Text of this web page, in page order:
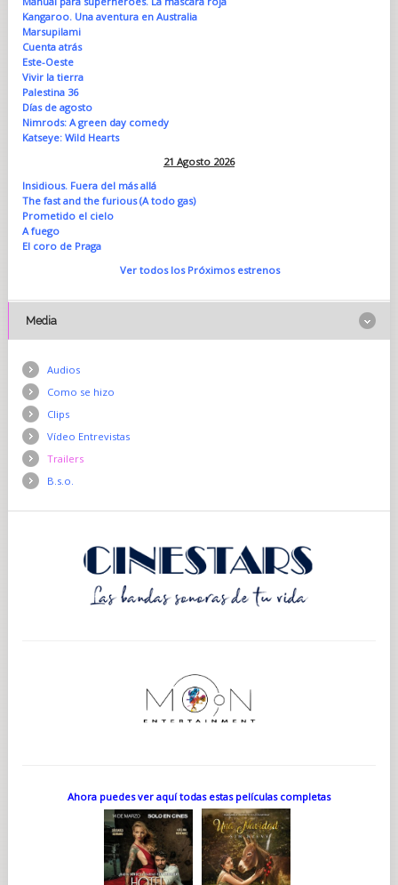
Kangaroo. Una aventura en Australia
Marsupilami
Cuenta atrás
Este-Oeste
Vivir la tierra
Palestina 36
Días de agosto
Nimrods: A green day comedy
Katseye: Wild Hearts
21 Agosto 2026
Insidious. Fuera del más allá
The fast and the furious (A todo gas)
Prometido el cielo
A fuego
El coro de Praga
Ver todos los Próximos estrenos
Media
Audios
Como se hizo
Clips
Vídeo Entrevistas
Trailers
B.s.o.
Ahora puedes ver aquí todas estas películas completas